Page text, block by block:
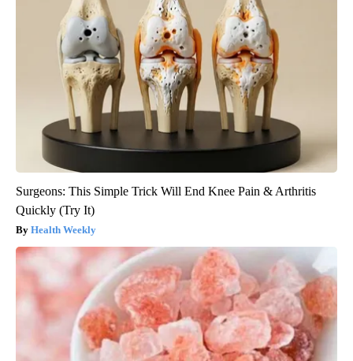
Surgeons: This Simple Trick Will End Knee Pain & Arthritis
Quickly (Try It)
Health Weekly